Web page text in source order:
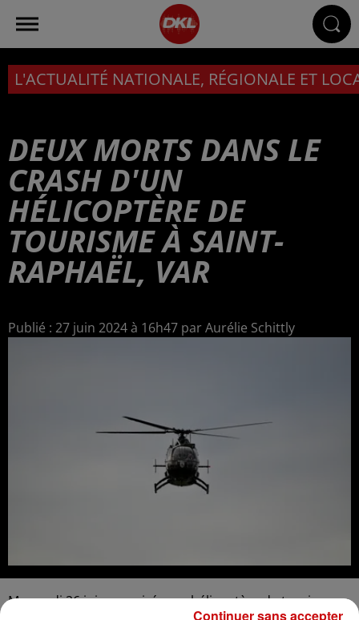
L'ACTUALITÉ NATIONALE, RÉGIONALE ET
DEUX MORTS DANS LE
CRASH D'UN
HÉLICOPTÈRE DE
TOURISME À SAINT-
RAPHAËL, VAR
Publié : 27 juin 2024 à 16h47 par Aurélie Schittly
Mercredi 26 juin en soirée, un hélicoptère de tourisme
Continuer sans accepter